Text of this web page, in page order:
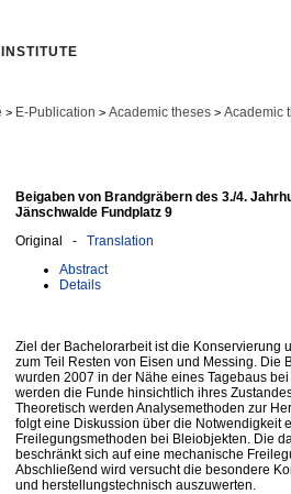
> E-Publication > Academic theses > Academic
Beigaben von Brandgräbern des 3./4.
Jänschwalde Fundplatz 9
Original - Translation
Abstract
Details
Ziel der Bachelorarbeit ist die Konservierung
zum Teil Resten von Eisen und Messing. Die
wurden 2007 in der Nähe eines Tagebaus
werden die Funde hinsichtlich ihres
Theoretisch werden Analysemethoden zur
folgt eine Diskussion über die Notwendigkeit
Freilegungsmethoden bei Bleiobjekten. Die
beschränkt sich auf eine mechanische
Abschließend wird versucht die besondere
und herstellungstechnisch auszuwerten.